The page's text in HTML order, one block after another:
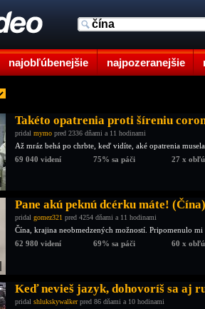
najobľúbenejšie najpozeranejšie
Takéto opatrenia proti šíreniu
pridal mymo pred 2336 dňami a 11 hodinami
Až mráz behá po chrbte, keď vidíte, aké opatrenia
69 040 videní
75% sa páči 27 x
Pane akú peknú dcérku máte! (Čína)
pridal gomez321 pred 4254 dňami a 11 hodinami
Čína, krajina neobmedzených možností. Pripomenulo
62 980 videní
69% sa páči 60 x
Keď nevieš jazyk, dohovoríš sa aj
pridal shlukskywalkerpred 86 dňami a 10 hodinami